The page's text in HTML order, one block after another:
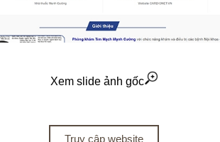
Xem slide ảnh gốc
Truy cập website